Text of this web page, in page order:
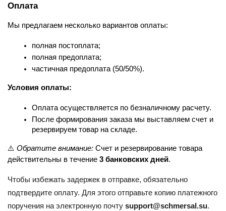
Оплата
Мы предлагаем несколько вариантов оплаты:
полная постоплата;
полная предоплата;
частичная предоплата (50/50%).
Условия оплаты:
Оплата осуществляется по безналичному расчету.
После формирования заказа мы выставляем счет и
резервируем товар на складе.
⚠️ Обратите внимание: Счет и резервирование товара
действительны в течение 3 банковских дней.
Чтобы избежать задержек в отправке, обязательно
подтвердите оплату. Для этого отправьте копию платежного
поручения на электронную почту support@schmersal.su.